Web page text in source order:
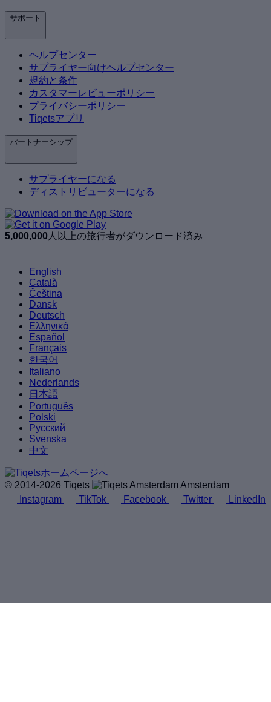
サポート
ヘルプセンター
サプライヤー向けヘルプセンター
規約と条件
カスタマーレビューポリシー
プライバシーポリシー
Tiqetsアプリ
パートナーシップ
サプライヤーになる
ディストリビューターになる
5,000,000 人以上の旅行者がダウンロード済み
English
Català
Čeština
Dansk
Deutsch
Ελληνικά
Español
Français
한국어
Italiano
Nederlands
日本語
Português
Polski
Русский
Svenska
中文
© 2014-2026 Tiqets
Amsterdam
Instagram
TikTok Facebook Twitter LinkedIn